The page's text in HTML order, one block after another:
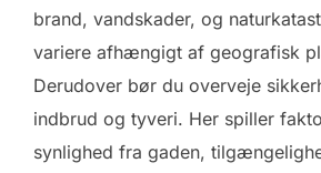
brand, vandskader, og
variere afhængigt af geografisk
Derudover bør du overveje
indbrud og tyveri. Her spiller
synlighed fra gaden,